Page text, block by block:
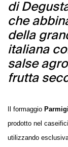
di
che
della
italiana
salse
frutta
Il formaggio
prodotto nel
utilizzando